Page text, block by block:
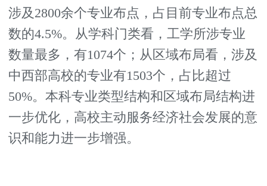
涉及2800余个专业布点，占目前专业布点总
数的4.5%。从学科门类看，工学所涉专业
数量最多，有1074个；从区域布局看，涉及
中西部高校的专业有1503个，占比超过
50%。本科专业类型结构和区域布局结构进
一步优化，高校主动服务经济社会发展的意
识和能力进一步增强。